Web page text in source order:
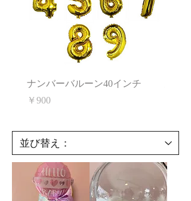
ナンバーバルーン40インチ
価格
￥900